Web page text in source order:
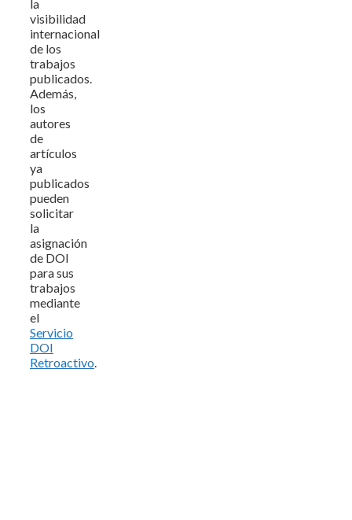
la
visibilidad
internacional
de los
trabajos
publicados.
Además,
los
autores
de
artículos
ya
publicados
pueden
solicitar
la
asignación
de DOI
para sus
trabajos
mediante
el
Servicio
DOI
Retroactivo.